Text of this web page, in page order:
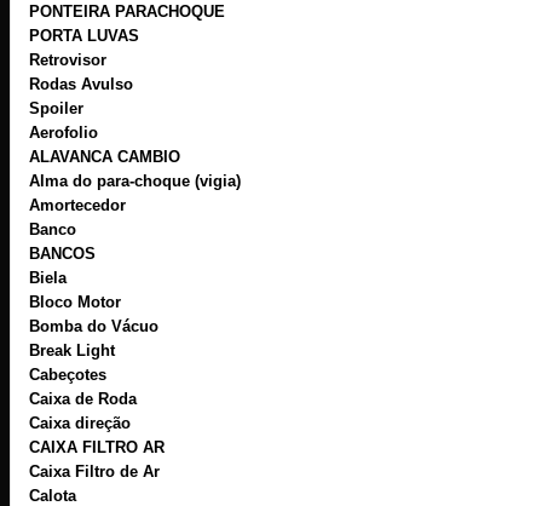
PONTEIRA PARACHOQUE
PORTA LUVAS
Retrovisor
Rodas Avulso
Spoiler
Aerofolio
ALAVANCA CAMBIO
Alma do para-choque (vigia)
Amortecedor
Banco
BANCOS
Biela
Bloco Motor
Bomba do Vácuo
Break Light
Cabeçotes
Caixa de Roda
Caixa direção
CAIXA FILTRO AR
Caixa Filtro de Ar
Calota